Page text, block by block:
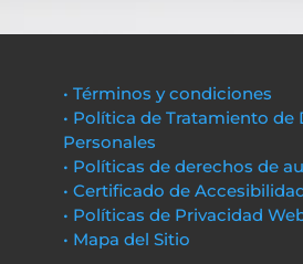
• Términos y condiciones
• Política de Tratamiento de
Personales
• Políticas de derechos de
• Certificado de
• Políticas de Privacidad
• Mapa del Sitio